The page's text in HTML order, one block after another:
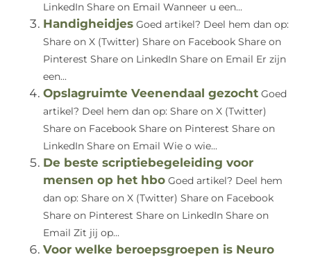
LinkedIn Share on Email Wanneer u een...
Handigheidjes Goed artikel? Deel hem dan op:
Share on X (Twitter) Share on Facebook Share on
Pinterest Share on LinkedIn Share on Email Er zijn
een...
Opslagruimte Veenendaal gezocht Goed
artikel? Deel hem dan op: Share on X (Twitter)
Share on Facebook Share on Pinterest Share on
LinkedIn Share on Email Wie o wie...
De beste scriptiebegeleiding voor
mensen op het hbo Goed artikel? Deel hem
dan op: Share on X (Twitter) Share on Facebook
Share on Pinterest Share on LinkedIn Share on
Email Zit jij op...
Voor welke beroepsgroepen is Neuro